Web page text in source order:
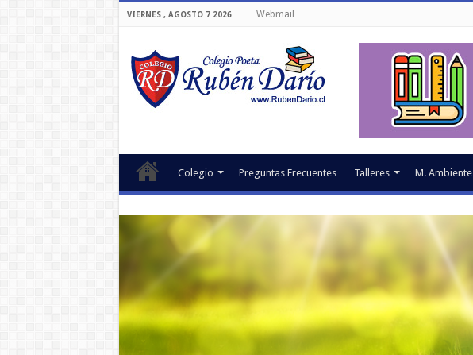
VIERNES , AGOSTO 7 2026 Webmail
Colegio Preguntas Frecuentes Talleres M. Ambiente